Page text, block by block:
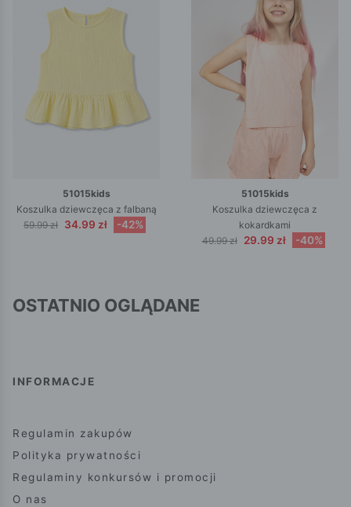
51015kids
Koszulka dziewczęca z falbaną
59.99 zł 34.99 zł -42%
51015kids
Koszulka dziewczęca z
kokardkami
49.99 zł
29.99 zł -40%
OSTATNIO OGLĄDANE
INFORMACJE
Regulamin zakupów
Polityka prywatności
Regulaminy konkursów i promocji
O nas